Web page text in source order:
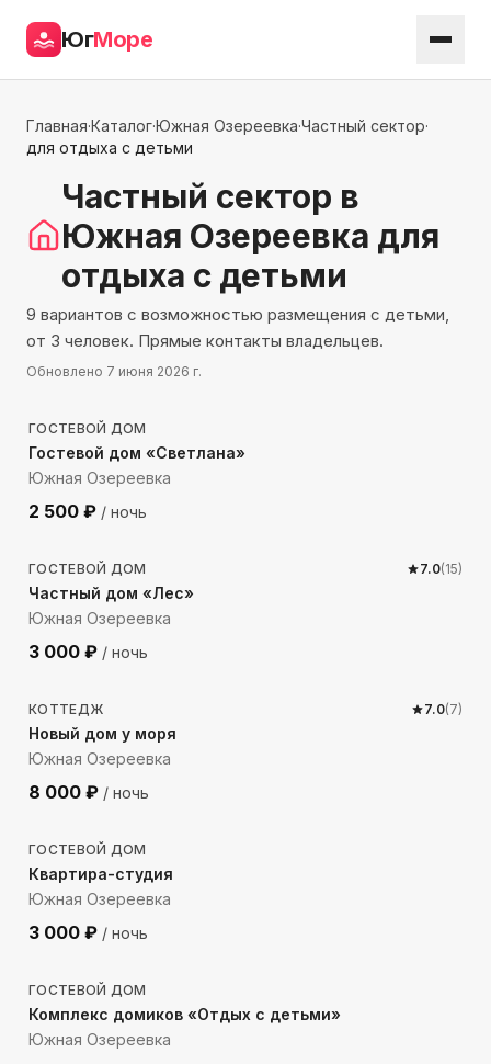
ЮгМоре
Главная·Каталог·Южная Озереевка·Частный сектор·
для отдыха с детьми
Частный сектор в
Южная Озереевка для
отдыха с детьми
9 вариантов с возможностью размещения с детьми,
от 3 человек. Прямые контакты владельцев.
Обновлено 7 июня 2026 г.
136м до моря
ГОСТЕВОЙ ДОМ
Гостевой дом «Светлана»
Южная Озереевка
2 500 ₽ / ночь
1762 м до моря
ГОСТЕВОЙ ДОМ 7.0(15)
Частный дом «Лес»
Южная Озереевка
3 000 ₽ / ночь
428м до моря
КОТТЕДЖ 7.0(7)
Новый дом у моря
Южная Озереевка
8 000 ₽ / ночь
229м до моря
ГОСТЕВОЙ ДОМ
Квартира-студия
Южная Озереевка
3 000 ₽ / ночь
878м до моря
ГОСТЕВОЙ ДОМ
Комплекс домиков «Отдых с детьми»
Южная Озереевка